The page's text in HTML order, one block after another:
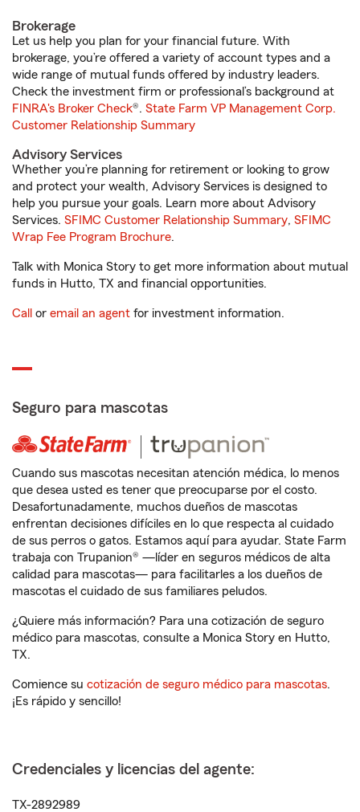
Brokerage
Let us help you plan for your financial future. With
brokerage, you’re offered a variety of account types and a
wide range of mutual funds offered by industry leaders.
Check the investment firm or professional’s background at
FINRA's Broker Check®. State Farm VP Management Corp.
Customer Relationship Summary
Advisory Services
Whether you’re planning for retirement or looking to grow
and protect your wealth, Advisory Services is designed to
help you pursue your goals. Learn more about Advisory
Services. SFIMC Customer Relationship Summary, SFIMC
Wrap Fee Program Brochure.
Talk with Monica Story to get more information about mutual
funds in Hutto, TX and financial opportunities.
Call or email an agent for investment information.
Seguro para mascotas
Cuando sus mascotas necesitan atención médica, lo menos
que desea usted es tener que preocuparse por el costo.
Desafortunadamente, muchos dueños de mascotas
enfrentan decisiones difíciles en lo que respecta al cuidado
de sus perros o gatos. Estamos aquí para ayudar. State Farm
trabaja con Trupanion® —líder en seguros médicos de alta
calidad para mascotas— para facilitarles a los dueños de
mascotas el cuidado de sus familiares peludos.
¿Quiere más información? Para una cotización de seguro
médico para mascotas, consulte a Monica Story en Hutto,
TX.
Comience su cotización de seguro médico para mascotas.
¡Es rápido y sencillo!
Credenciales y licencias del agente:
TX-2892989